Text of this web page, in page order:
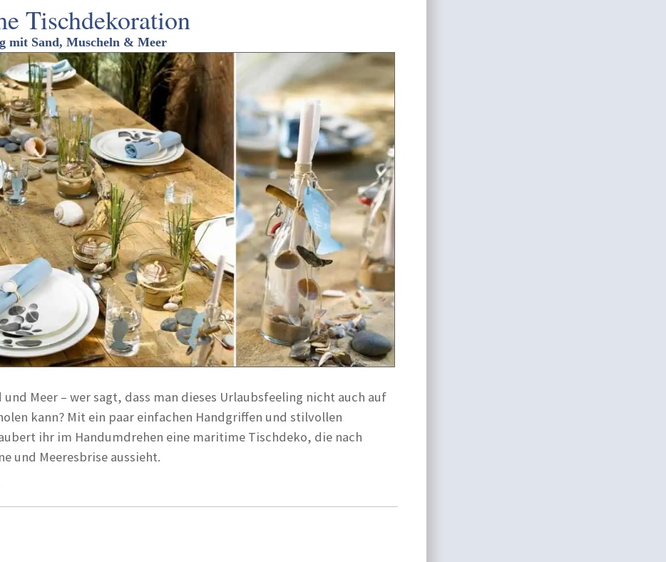
Tischdekoration
mit Sand, Muscheln & Meer
und Meer – wer sagt, dass man dieses Urlaubsfeeling nicht auch auf
kann? Mit ein paar einfachen Handgriffen und stilvollen
ihr im Handumdrehen eine maritime Tischdeko, die nach
und Meeresbrise aussieht.